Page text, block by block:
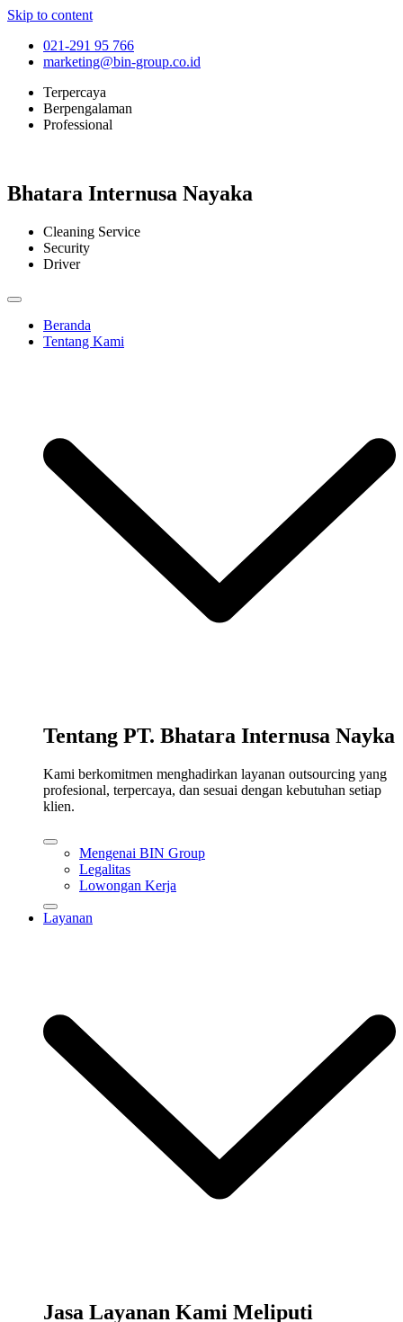
Skip to content
021-291 95 766
marketing@bin-group.co.id
Terpercaya
Berpengalaman
Professional
Bhatara Internusa Nayaka
Cleaning Service
Security
Driver
Beranda
Tentang Kami
Tentang PT. Bhatara Internusa Nayka
Kami berkomitmen menghadirkan layanan outsourcing yang
profesional, terpercaya, dan sesuai dengan kebutuhan setiap
klien.
Mengenai BIN Group
Legalitas
Lowongan Kerja
Layanan
Jasa Layanan Kami Meliputi